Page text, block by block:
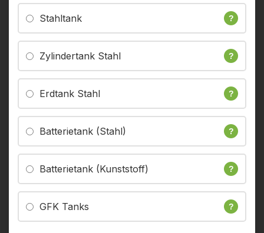
Stahltank ?
Zylindertank Stahl ?
Erdtank Stahl ?
Batterietank (Stahl) ?
Batterietank (Kunststoff) ?
GFK Tanks ?